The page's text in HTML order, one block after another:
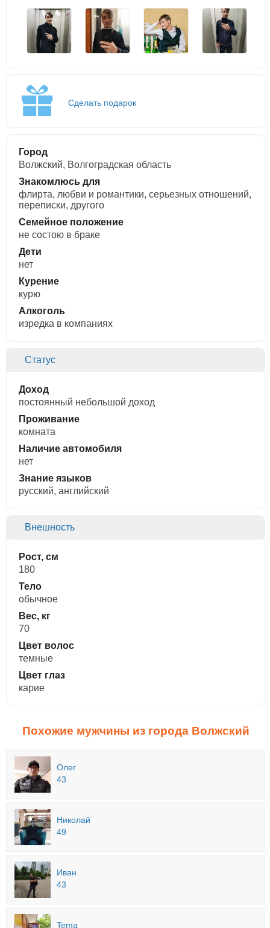
Сделать подарок
Город
Волжский, Волгоградская область
Знакомлюсь для
флирта, любви и романтики, cерьезных отношений,
переписки, другого
Семейное положение
не состою в браке
Дети
нет
Курение
курю
Алкоголь
изредка в компаниях
Статус
Доход
постоянный небольшой доход
Проживание
комната
Наличие автомобиля
нет
Знание языков
русский, английский
Внешность
Рост, см
180
Тело
обычное
Вес, кг
70
Цвет волос
темные
Цвет глаз
карие
Похожие мужчины из города Волжский
Олег
43
Николай
49
Иван
43
Tema